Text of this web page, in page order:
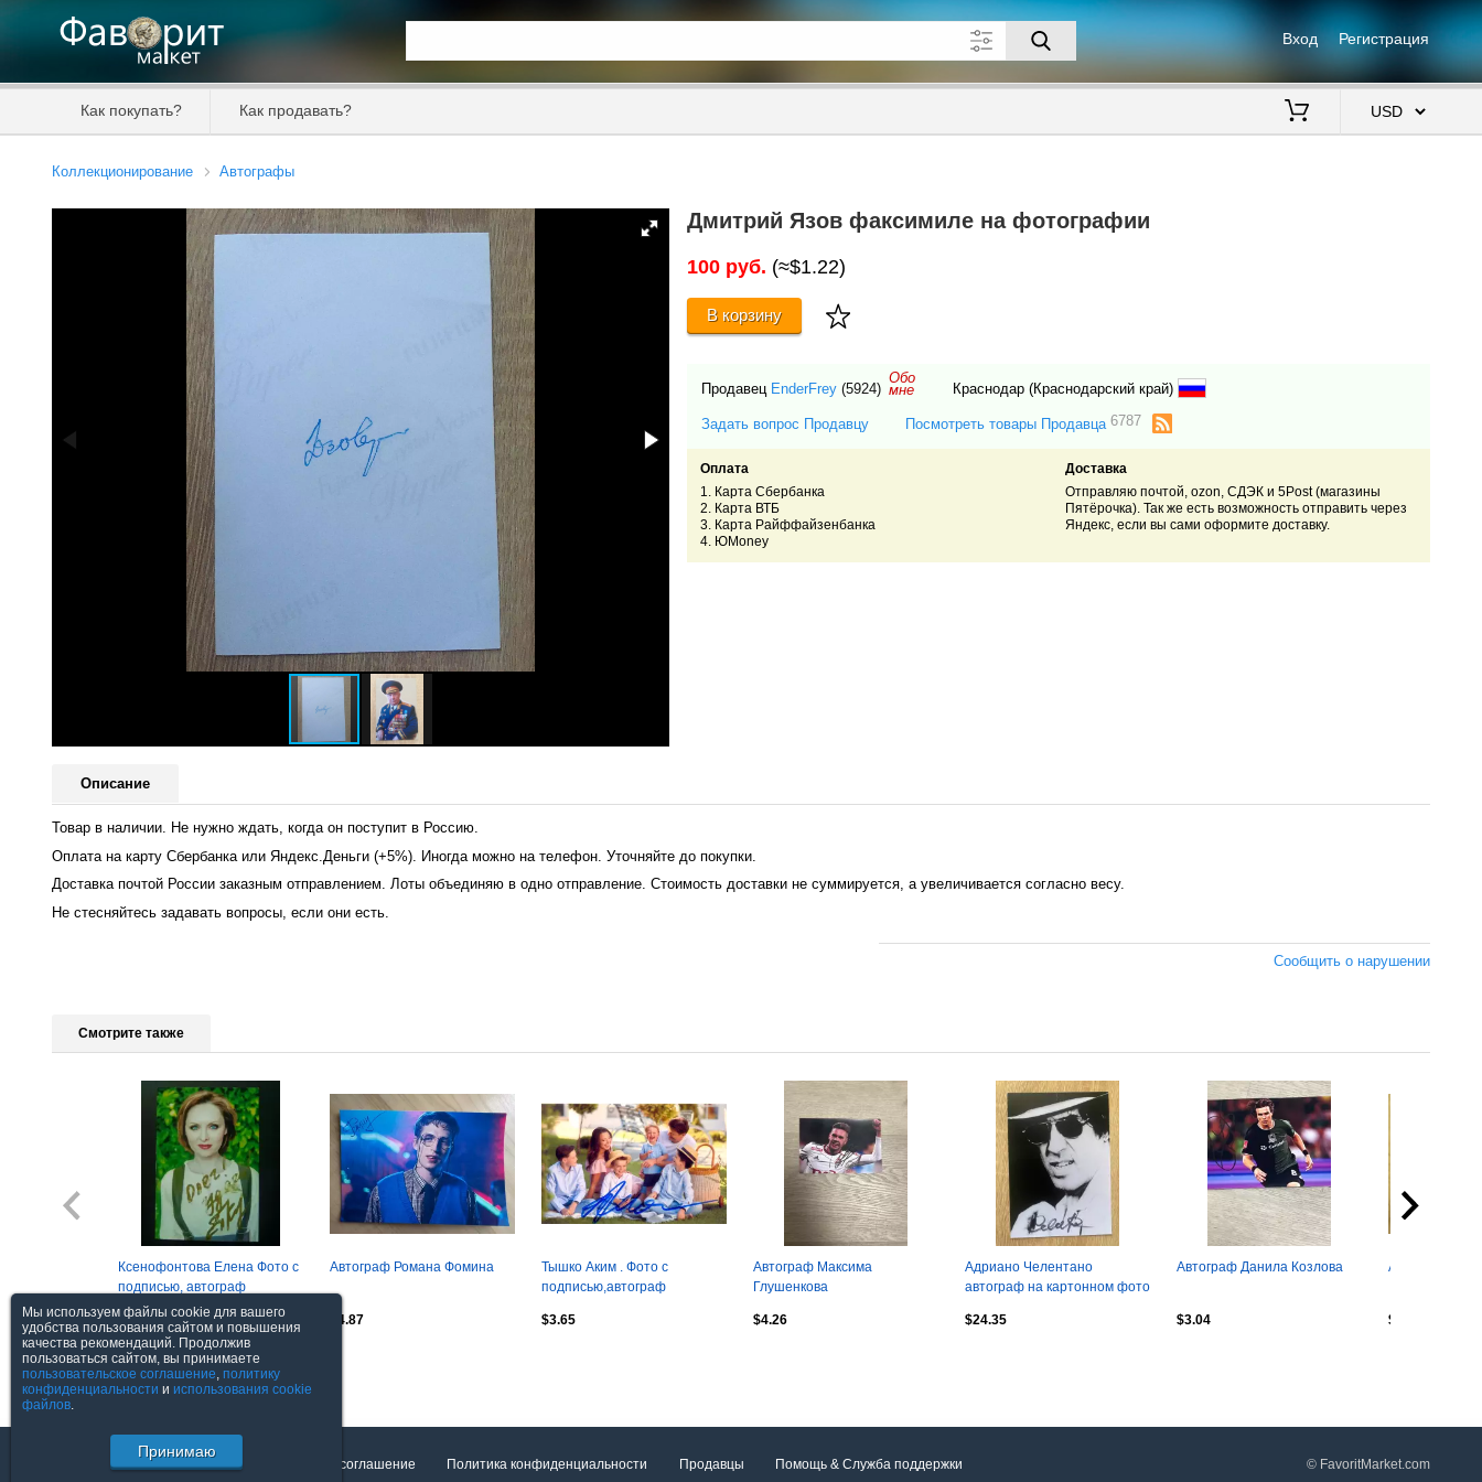
Вход Регистрация
Как покупать? Как продавать?
Коллекционирование Автографы
Дмитрий Язов факсимиле на фотографии
100 руб. (≈$1.22)
В корзину
Продавец EnderFrey (5924)
Обо
мне Краснодар (Краснодарский край)
Задать вопрос Продавцу Посмотреть товары Продавца 6787
Оплата
1. Карта Сбербанка
2. Карта ВТБ
3. Карта Райффайзенбанка
4. ЮMoney
Доставка
Отправляю почтой, ozon, СДЭК и 5Post (магазины
Пятёрочка). Так же есть возможность отправить через
Яндекс, если вы сами оформите доставку.
Описание
Товар в наличии. Не нужно ждать, когда он поступит в Россию.
Оплата на карту Сбербанка или Яндекс.Деньги (+5%). Иногда можно на телефон. Уточняйте до покупки.
Доставка почтой России заказным отправлением. Лоты объединяю в одно отправление. Стоимость доставки не суммируется, а увеличивается согласно весу.
Не стесняйтесь задавать вопросы, если они есть.
Сообщить о нарушении
Смотрите также
Ксенофонтова Елена Фото с
подписью, автограф
оригинал
$3.04
Автограф Романа Фомина
$4.87
Тышко Аким . Фото с
подписью,автограф
$3.65
Автограф Максима
Глушенкова
$4.26
Адриано Челентано
автограф на картонном фото
$24.35
Автограф Данила Козлова
$3.04
Автограф
$6.69
Посмотреть все
О торговой площадке Пользовательское соглашение Политика конфиденциальности Продавцы Помощь & Служба поддержки © FavoritMarket.com
Мы используем файлы cookie для вашего
удобства пользования сайтом и повышения
качества рекомендаций. Продолжив
пользоваться сайтом, вы принимаете
пользовательское соглашение, политику
конфиденциальности и использования cookie
файлов.
Принимаю